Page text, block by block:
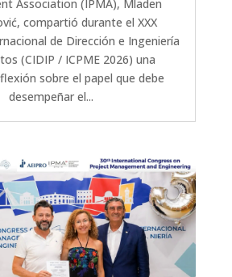
Association (IPMA), Mladen
compartió durante el XXX
de Dirección e Ingeniería
(CIDIP / ICPME 2026) una
sobre el papel que debe
desempeñar el...